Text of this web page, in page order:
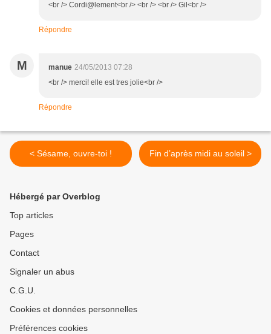
<br /> Cordi@lement<br /> <br /> <br /> Gil<br />
Répondre
M manue 24/05/2013 07:28
<br /> merci! elle est tres jolie<br />
Répondre
< Sésame, ouvre-toi ! Fin d’après midi au soleil >
Hébergé par Overblog
Top articles
Pages
Contact
Signaler un abus
C.G.U.
Cookies et données personnelles
Préférences cookies